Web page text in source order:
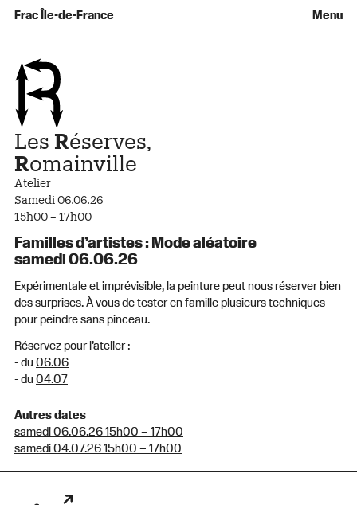
Frac Île-de-France Menu
Qu’est-ce qu’un Frac ?
Prêts d’œuvres
Informations pratiques
Venir au Frac
Familles et enfants
Groupes
Espaces de pratique libre
Accessibilité
+Aa-
Les Réserves,
Romainville
Atelier
Samedi 06.06.26
15h00 – 17h00
Familles d’artistes : Mode aléatoire
samedi 06.06.26
Expérimentale et imprévisible, la peinture peut nous réserver bien
des surprises. À vous de tester en famille plusieurs techniques
pour peindre sans pinceau.
Réservez pour l’atelier :
- du 06.06
- du 04.07
Autres dates
samedi 06.06.26 15h00 – 17h00
samedi 04.07.26 15h00 – 17h00